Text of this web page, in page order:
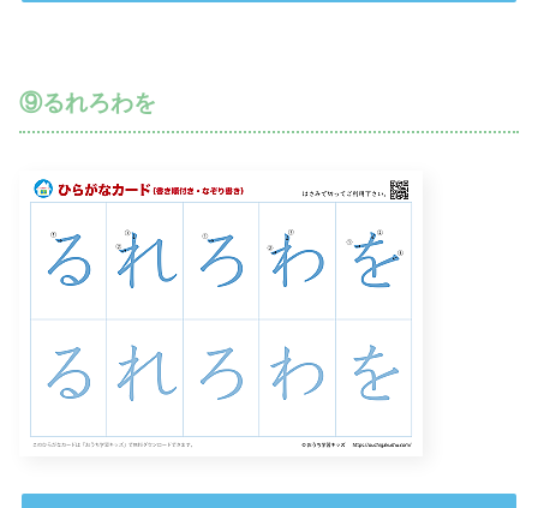
⑨るれろわを